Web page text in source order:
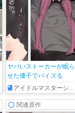
ヤバいストーカーが眠ら
せた優子でパイズる
アイドルマスターシャイニーカラーズ
関連原作